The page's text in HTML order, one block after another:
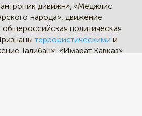
дивижн», «Меджлис
народа», движение
общероссийская политическая
террористическими и
Талибан», «Имарат Кавказ»,